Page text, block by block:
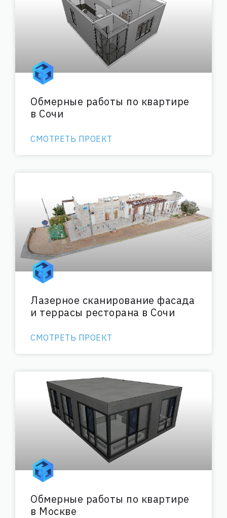
Обмерные работы по квартире
в Сочи
СМОТРЕТЬ ПРОЕКТ
Лазерное сканирование фасада
и террасы ресторана в Сочи
СМОТРЕТЬ ПРОЕКТ
Обмерные работы по квартире
в Москве